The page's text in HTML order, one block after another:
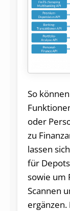
So
oder
zu
lassen
für
sowie um
Scannen